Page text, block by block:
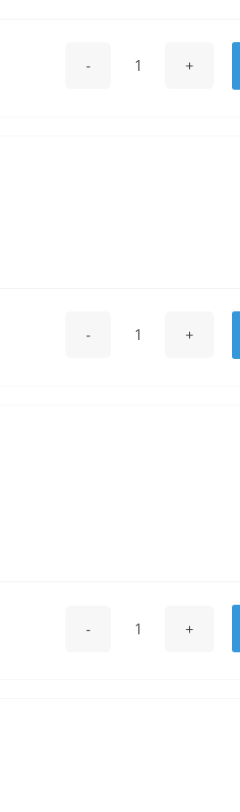
- +
- +
- +